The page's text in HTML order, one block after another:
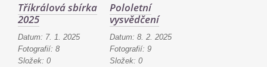
Tříkrálová sbírka
2025
Datum: 7. 1. 2025
Fotografií: 8
Složek: 0
Pololetní
vysvědčení
Datum: 8. 2. 2025
Fotografií: 9
Složek: 0